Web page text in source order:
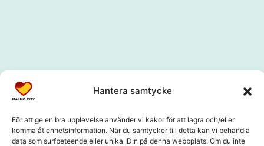
Hantera samtycke
För att ge en bra upplevelse använder vi kakor för att lagra och/eller
komma åt enhetsinformation. När du samtycker till detta kan vi behandla
data som surfbeteende eller unika ID:n på denna webbplats. Om du inte